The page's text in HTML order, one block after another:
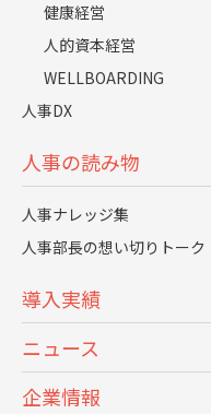
健康経営
人的資本経営
WELLBOARDING
人事DX
人事の読み物
人事ナレッジ集
人事部長の想い切りトーク
導入実績
ニュース
企業情報
で、どんな流れの中で
そこまで含めてスケ
結果を分けていると感
インターン
新卒採用スケ
近年の新卒採用では、
く変わっています。
広報施策の一つという
強く結びついた存在にな